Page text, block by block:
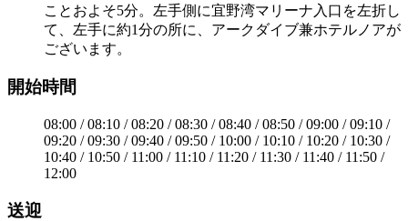
ことおよそ5分。左手側に宜野湾マリーナ入口を左折し
て、左手に約1分の所に、アークダイブ兼ホテルノアが
ございます。
開始時間
08:00 / 08:10 / 08:20 / 08:30 / 08:40 / 08:50 / 09:00 / 09:10 /
09:20 / 09:30 / 09:40 / 09:50 / 10:00 / 10:10 / 10:20 / 10:30 /
10:40 / 10:50 / 11:00 / 11:10 / 11:20 / 11:30 / 11:40 / 11:50 /
12:00
送迎